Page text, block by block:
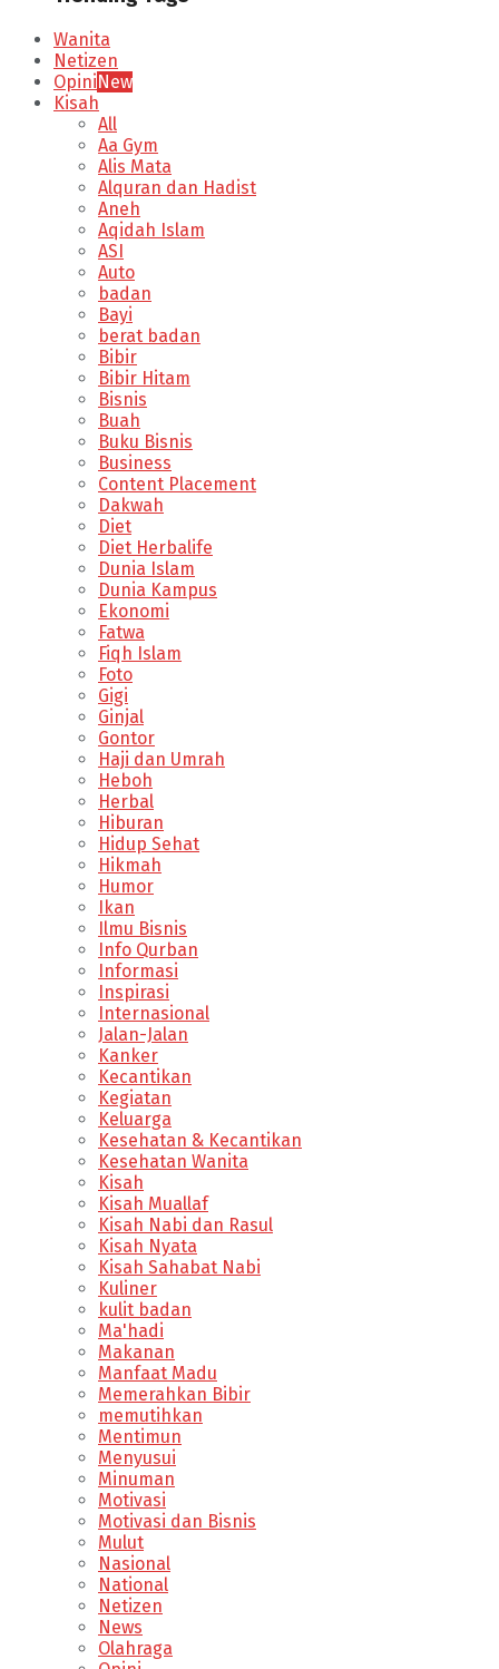
Wanita
Netizen
OpiniNew
Kisah
All
Aa Gym
Alis Mata
Alquran dan Hadist
Aneh
Aqidah Islam
ASI
Auto
badan
Bayi
berat badan
Bibir
Bibir Hitam
Bisnis
Buah
Buku Bisnis
Business
Content Placement
Dakwah
Diet
Diet Herbalife
Dunia Islam
Dunia Kampus
Ekonomi
Fatwa
Fiqh Islam
Foto
Gigi
Ginjal
Gontor
Haji dan Umrah
Heboh
Herbal
Hiburan
Hidup Sehat
Hikmah
Humor
Ikan
Ilmu Bisnis
Info Qurban
Informasi
Inspirasi
Internasional
Jalan-Jalan
Kanker
Kecantikan
Kegiatan
Keluarga
Kesehatan & Kecantikan
Kesehatan Wanita
Kisah
Kisah Muallaf
Kisah Nabi dan Rasul
Kisah Nyata
Kisah Sahabat Nabi
Kuliner
kulit badan
Ma'hadi
Makanan
Manfaat Madu
Memerahkan Bibir
memutihkan
Mentimun
Menyusui
Minuman
Motivasi
Motivasi dan Bisnis
Mulut
Nasional
National
Netizen
News
Olahraga